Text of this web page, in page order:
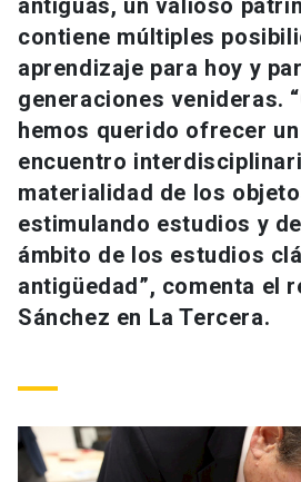
Estudiantes
Académicos
Personal
Alumni
Padres y familia
Vecinos launch
ACCESOS DIRECTOS
Admisión launch
Mi Cuenta UC launch
Correo UC launch
Medios Biblioteca launch
Donaciones launch
antiguas, un valioso
contiene múltiples
aprendizaje para hoy y
generaciones venideras.
hemos querido ofrecer
encuentro
materialidad de los
estimulando estudios y
ámbito de los estudios
antigüedad”, comenta el
Sánchez en La Tercera.